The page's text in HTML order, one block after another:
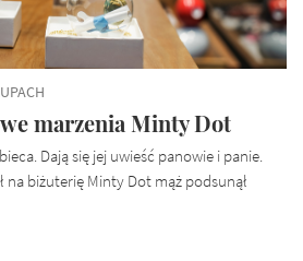
marzenia Minty Dot
Dają się jej uwieść panowie i panie.
na biżuterię Minty Dot mąż podsunął